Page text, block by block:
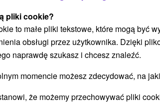
opiekę
i
przyrody
indywidualne zabiegi,
wspomogą regenerację
umysłu.
pliki cookie?
to małe pliki tekstowe, które mogą być
obsługi przez użytkownika. Dzięki
naprawdę szukasz i chcesz znaleźć.
momencie możesz zdecydować, na
że możemy przechowywać pliki